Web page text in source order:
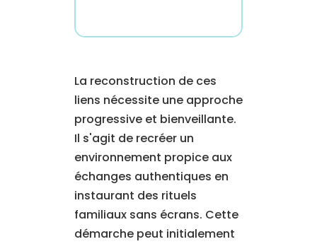
La reconstruction de ces
liens nécessite une approche
progressive et bienveillante.
Il s'agit de recréer un
environnement propice aux
échanges authentiques en
instaurant des rituels
familiaux sans écrans. Cette
démarche peut initialement